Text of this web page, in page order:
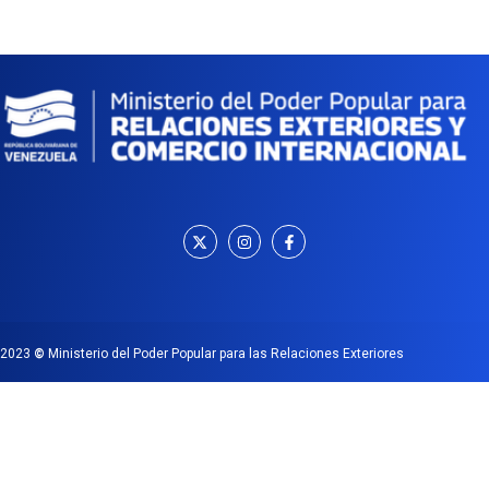
2023 © Ministerio del Poder Popular para las Relaciones Exteriores